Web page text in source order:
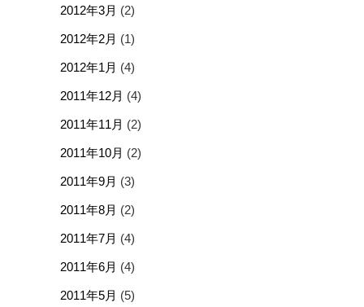
2012年3月 (2)
2012年2月 (1)
2012年1月 (4)
2011年12月 (4)
2011年11月 (2)
2011年10月 (2)
2011年9月 (3)
2011年8月 (2)
2011年7月 (4)
2011年6月 (4)
2011年5月 (5)